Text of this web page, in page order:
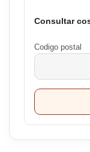
Consultar
Codigo postal